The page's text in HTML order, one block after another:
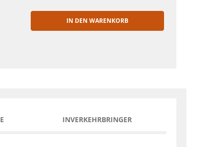
IN DEN WARENKORB
INVERKEHRBRINGER